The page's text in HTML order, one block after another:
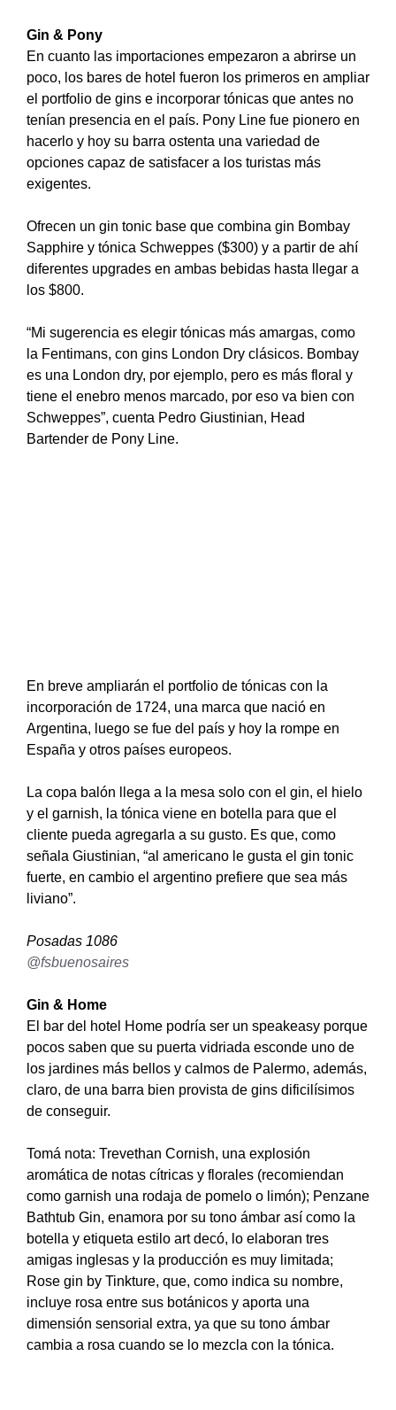
Gin & Pony
En cuanto las importaciones empezaron a abrirse un
poco, los bares de hotel fueron los primeros en ampliar
el portfolio de gins e incorporar tónicas que antes no
tenían presencia en el país. Pony Line fue pionero en
hacerlo y hoy su barra ostenta una variedad de
opciones capaz de satisfacer a los turistas más
exigentes.
Ofrecen un gin tonic base que combina gin Bombay
Sapphire y tónica Schweppes ($300) y a partir de ahí
diferentes upgrades en ambas bebidas hasta llegar a
los $800.
“Mi sugerencia es elegir tónicas más amargas, como
la Fentimans, con gins London Dry clásicos. Bombay
es una London dry, por ejemplo, pero es más floral y
tiene el enebro menos marcado, por eso va bien con
Schweppes”, cuenta Pedro Giustinian, Head
Bartender de Pony Line.
En breve ampliarán el portfolio de tónicas con la
incorporación de 1724, una marca que nació en
Argentina, luego se fue del país y hoy la rompe en
España y otros países europeos.
La copa balón llega a la mesa solo con el gin, el hielo
y el garnish, la tónica viene en botella para que el
cliente pueda agregarla a su gusto. Es que, como
señala Giustinian, “al americano le gusta el gin tonic
fuerte, en cambio el argentino prefiere que sea más
liviano”.
Posadas 1086
@fsbuenosaires
Gin & Home
El bar del hotel Home podría ser un speakeasy porque
pocos saben que su puerta vidriada esconde uno de
los jardines más bellos y calmos de Palermo, además,
claro, de una barra bien provista de gins dificilísimos
de conseguir.
Tomá nota: Trevethan Cornish, una explosión
aromática de notas cítricas y florales (recomiendan
como garnish una rodaja de pomelo o limón); Penzane
Bathtub Gin, enamora por su tono ámbar así como la
botella y etiqueta estilo art decó, lo elaboran tres
amigas inglesas y la producción es muy limitada;
Rose gin by Tinkture, que, como indica su nombre,
incluye rosa entre sus botánicos y aporta una
dimensión sensorial extra, ya que su tono ámbar
cambia a rosa cuando se lo mezcla con la tónica.